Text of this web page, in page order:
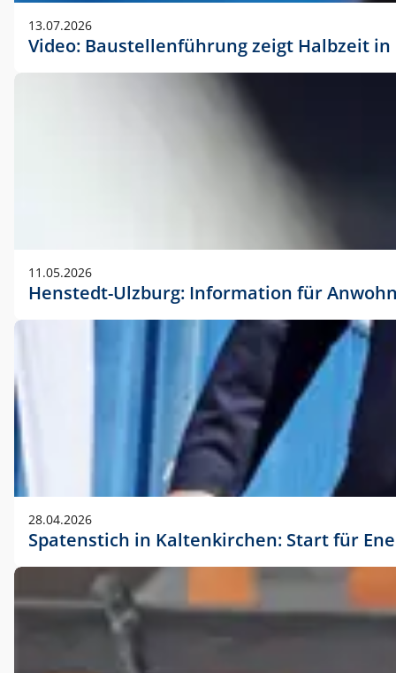
13.07.2026
Video: Baustellenführung zeigt Halbzeit
11.05.2026
Henstedt-Ulzburg: Information für
28.04.2026
Spatenstich in Kaltenkirchen: Start für